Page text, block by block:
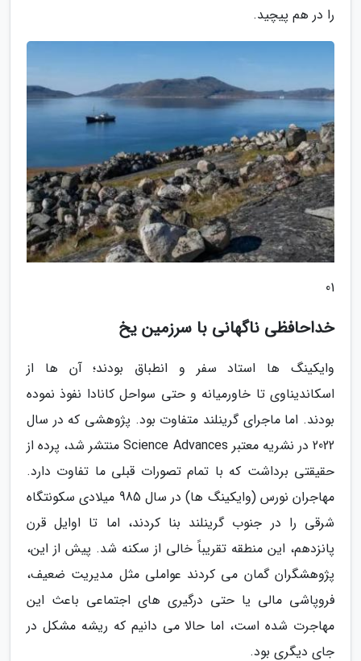
را در هم پیچید.
01
خداحافظی ناگهانی با سرزمین یخ
وایکینگ ها استاد سفر و انطباق بودند؛ آن ها از
اسکاندیناوی تا خاورمیانه و حتی سواحل کانادا نفوذ نموده
بودند. اما ماجرای گرینلند متفاوت بود. پژوهشی که در سال
2022 در نشریه معتبر Science Advances منتشر شد، پرده از
حقیقتی برداشت که با تمام تصورات قبلی ما تفاوت دارد.
مهاجران نورس (وایکینگ ها) در سال 985 میلادی سکونتگاه
شرقی را در جنوب گرینلند بنا کردند، اما تا اوایل قرن
پانزدهم، این منطقه تقریباً خالی از سکنه شد. پیش از این،
پژوهشگران گمان می کردند عواملی مثل مدیریت ضعیف،
فروپاشی مالی یا حتی درگیری های اجتماعی باعث این
مهاجرت شده است، اما حالا می دانیم که ریشه مشکل در
جای دیگری بود.